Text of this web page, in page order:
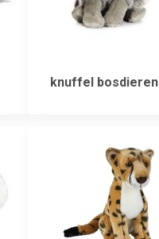
knuffel bosdieren